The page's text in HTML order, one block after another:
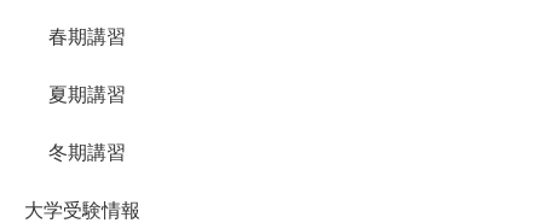
春期講習
夏期講習
冬期講習
大学受験情報